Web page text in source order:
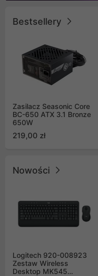
Bestsellery
Zasilacz Seasonic Core
BC-650 ATX 3.1 Bronze
650W
219,00 zł
Nowości
Logitech 920-008923
Zestaw Wireless
Desktop MK545